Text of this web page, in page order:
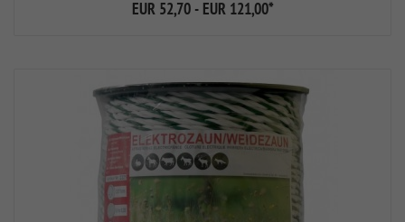
EUR 52,70 - EUR 121,00*